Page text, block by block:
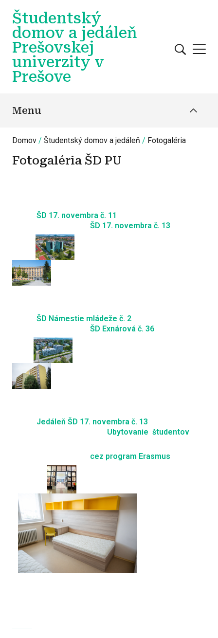
Študentský
domov a jedáleň
Prešovskej
univerzity v
Prešove
Menu
Domov Študentský domov a jedáleň Fotogaléria
Fotogaléria ŠD PU
ŠD 17. novembra č. 11
ŠD 17. novembra č. 13
ŠD Námestie mládeže č. 2
ŠD Exnárová č. 36
Jedáleň ŠD 17. novembra č. 13
Ubytovanie študentov
cez program Erasmus